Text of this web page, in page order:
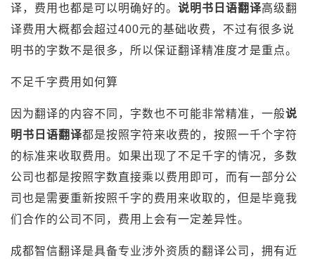
译，费用也都是可以明确好的。 说明书日语翻译高级翻
译费用大概都会超过400元的基础收费，不过有很多说
明书的字数不是很多，所以保证翻译精准度才是重点。
不足千字费用如何算
因为翻译的内容不同，字数也不可能非常精准，一般说
明书日语翻译都是按照字符来收费的，按照一千个字符
的标准来收取费用。如果出现了不足千字的情况，多数
公司也都是按照字数直接乘以费用即可，而有一部分公
司也是需要重新按照千字的费用来收取的，但是毕竟我
们合作的公司不同，费用上会有一定差异性。
成都智信翻译是具备专业涉外资质的翻译公司，拥有近